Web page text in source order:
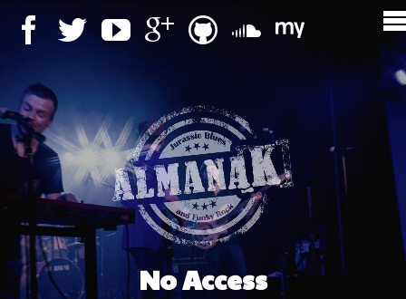
No Access